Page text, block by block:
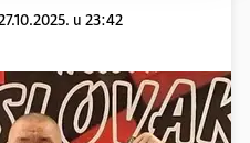
u 23:42